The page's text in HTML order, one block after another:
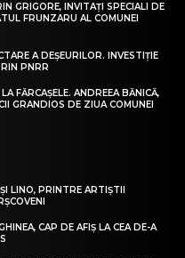
GRIGORE, INVITAȚI SPECIALI DE
FRUNZARU AL COMUNEI
A DEȘEURILOR. INVESTIȚIE
PNRR
FĂRCAȘELE. ANDREEA BĂNICĂ,
GRANDIOS DE ZIUA COMUNEI
LINO, PRINTRE ARTIȘTII
CAP DE AFIȘ LA CEA DE-A